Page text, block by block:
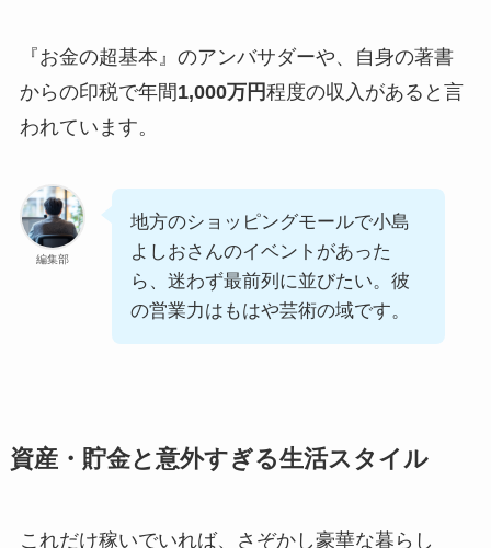
『お金の超基本』のアンバサダーや、自身の著書
からの印税で年間1,000万円程度の収入があると言
われています。
編集部
地方のショッピングモールで小島
よしおさんのイベントがあった
ら、迷わず最前列に並びたい。彼
の営業力はもはや芸術の域です。
資産・貯金と意外すぎる生活スタイル
これだけ稼いでいれば、さぞかし豪華な暮らし